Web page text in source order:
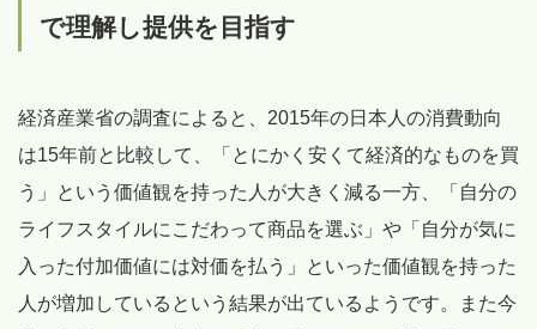
で理解し提供を目指す
経済産業省の調査によると、2015年の日本人の消費動向
は15年前と比較して、「とにかく安くて経済的なものを買
う」という価値観を持った人が大きく減る一方、「自分の
ライフスタイルにこだわって商品を選ぶ」や「自分が気に
入った付加価値には対価を払う」といった価値観を持った
人が増加しているという結果が出ているようです。また今